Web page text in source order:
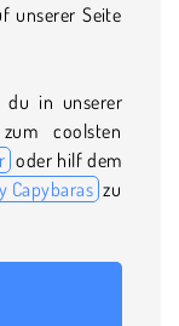
unserer Seite
du in unserer
coolsten
oder hilf dem
Capybaras zu